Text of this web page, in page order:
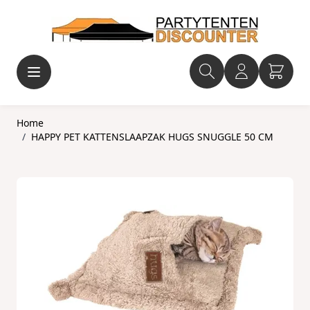
Home
/ HAPPY PET KATTENSLAAPZAK HUGS SNUGGLE 50 CM